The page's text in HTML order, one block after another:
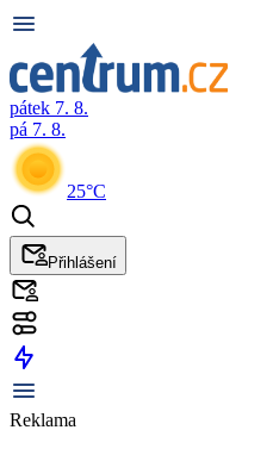
pátek 7. 8.
pá 7. 8.
25°C
Přihlášení
Reklama